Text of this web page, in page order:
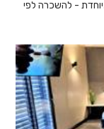
מיוחדת - להשכרה לפי